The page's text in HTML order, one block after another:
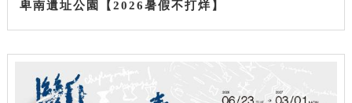
卑南遺址公園【2026暑假不打烊】